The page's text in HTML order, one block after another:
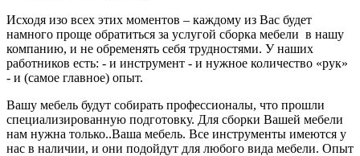
Исходя изо всех этих моментов – каждому из Вас будет
намного проще обратиться за услугой сборка мебели в нашу
компанию, и не обременять себя трудностями. У наших
работников есть: - и инструмент - и нужное количество «рук»
- и (самое главное) опыт.
Вашу мебель будут собирать профессионалы, что прошли
специализированную подготовку. Для сборки Вашей мебели
нам нужна только..Ваша мебель. Все инструменты имеются у
нас в наличии, и они подойдут для любого вида мебели. Опыт